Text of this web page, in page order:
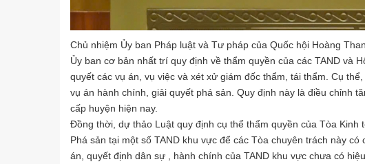
Chủ nhiệm Ủy ban Pháp luật và Tư pháp của Quốc hội Hoàng
Ủy ban cơ bản nhất trí quy định về thẩm quyền của các TAND và
quyết các vụ án, vụ việc và xét xử giám đốc thẩm, tái thẩm. Cụ
vụ án hành chính, giải quyết phá sản. Quy định này là điều chỉnh
cấp huyện hiện nay.
Đồng thời, dự thảo Luật quy định cụ thể thẩm quyền của Tòa Kinh
Phá sản tại một số TAND khu vực để các Tòa chuyên trách này
án, quyết định dân sự , hành chính của TAND khu vực chưa có